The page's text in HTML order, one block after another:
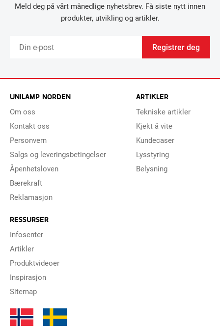
Meld deg på vårt månedlige nyhetsbrev. Få siste nytt innen
produkter, utvikling og artikler.
Registrer deg
UNILAMP NORDEN
Om oss
Kontakt oss
Personvern
Salgs og leveringsbetingelser
Åpenhetsloven
Bærekraft
Reklamasjon
ARTIKLER
Tekniske artikler
Kjekt å vite
Kundecaser
Lysstyring
Belysning
RESSURSER
Infosenter
Artikler
Produktvideoer
Inspirasjon
Sitemap